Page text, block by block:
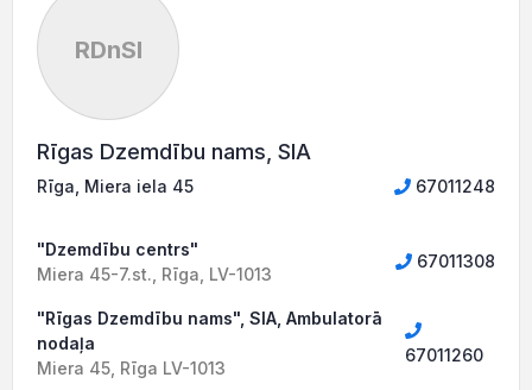
RDnSI
Rīgas Dzemdību nams, SIA
Rīga, Miera iela 45 67011248
"Dzemdību centrs"
Miera 45-7.st., Rīga, LV-1013
67011308
"Rīgas Dzemdību nams", SIA, Ambulatorā
nodaļa
Miera 45, Rīga LV-1013
67011260